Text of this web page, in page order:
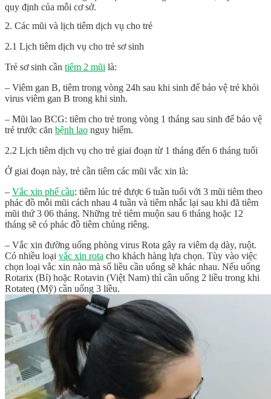
quy định của mỗi cơ sở.
2. Các mũi và lịch tiêm dịch vụ cho trẻ
2.1 Lịch tiêm dịch vụ cho trẻ sơ sinh
Trẻ sơ sinh cần tiêm 2 mũi là:
– Viêm gan B, tiêm trong vòng 24h sau khi sinh để bảo vệ trẻ khỏi
virus viêm gan B trong khi sinh.
– Mũi lao BCG: tiêm cho trẻ trong vòng 1 tháng sau sinh để bảo vệ
trẻ trước căn bệnh lao nguy hiểm.
2.2 Lịch tiêm dịch vụ cho trẻ giai đoạn từ 1 tháng đến 6 tháng tuổi
Ở giai đoạn này, trẻ cần tiêm các mũi vắc xin là:
– Vắc xin phế cầu: tiêm lúc trẻ được 6 tuần tuổi với 3 mũi tiêm theo
phác đồ mỗi mũi cách nhau 4 tuần và tiêm nhắc lại sau khi đã tiêm
mũi thứ 3 06 tháng. Những trẻ tiêm muộn sau 6 tháng hoặc 12
tháng sẽ có phác đồ tiêm chủng riêng.
– Vắc xin đường uống phòng virus Rota gây ra viêm dạ dày, ruột.
Có nhiều loại vắc xin rota cho khách hàng lựa chọn. Tùy vào việc
chọn loại vắc xin nào mà số liều cần uống sẽ khác nhau. Nếu uống
Rotarix (Bỉ) hoặc Rotavin (Việt Nam) thì cần uống 2 liều trong khi
Rotateq (Mỹ) cần uống 3 liều.